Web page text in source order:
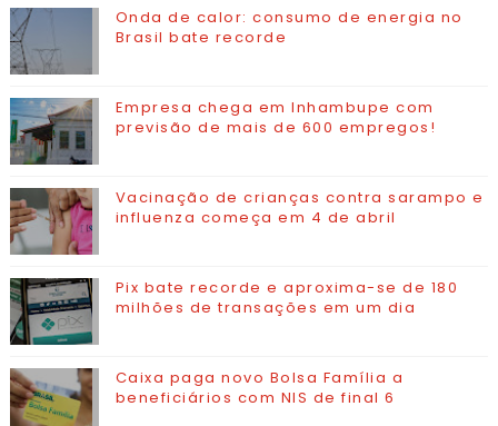
Onda de calor: consumo de energia no
Brasil bate recorde
Empresa chega em Inhambupe com
previsão de mais de 600 empregos!
Vacinação de crianças contra sarampo e
influenza começa em 4 de abril
Pix bate recorde e aproxima-se de 180
milhões de transações em um dia
Caixa paga novo Bolsa Família a
beneficiários com NIS de final 6